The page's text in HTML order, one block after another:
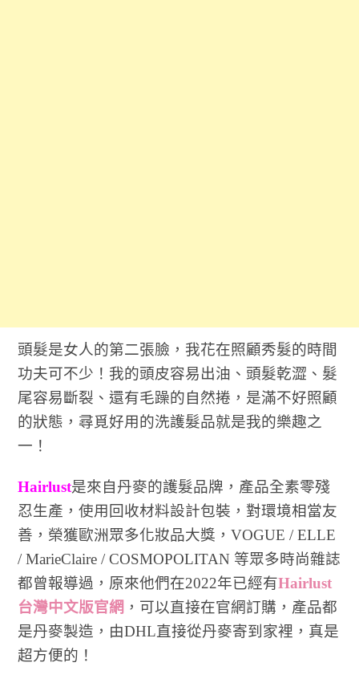
頭髮是女人的第二張臉，我花在照顧秀髮的時間
功夫可不少！我的頭皮容易出油、頭髮乾澀、髮
尾容易斷裂、還有毛躁的自然捲，是滿不好照顧
的狀態，尋覓好用的洗護髮品就是我的樂趣之
一！
Hairlust是來自丹麥的護髮品牌，產品全素零殘
忍⽣產，使⽤回收材料設計包裝，對環境相當友
善，榮獲歐洲眾多化妝品⼤獎，VOGUE / ELLE
/ MarieClaire / COSMOPOLITAN 等眾多時尚雜誌
都曾報導過，原來他們在2022年已經有Hairlust
台灣中文版官網 ，可以直接在官網訂購，產品都
是丹麥製造，由DHL直接從丹麥寄到家裡，真是
超方便的！